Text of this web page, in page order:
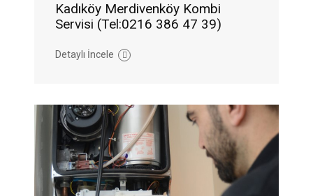
Kadıköy Merdivenköy Kombi
Servisi (Tel:0216 386 47 39)
Detaylı İncele